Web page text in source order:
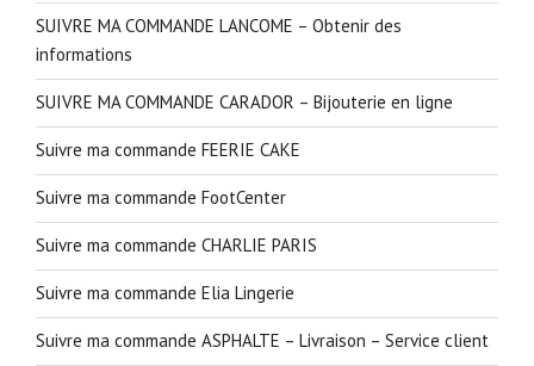
SUIVRE MA COMMANDE LANCOME – Obtenir des
informations
SUIVRE MA COMMANDE CARADOR – Bijouterie en ligne
Suivre ma commande FEERIE CAKE
Suivre ma commande FootCenter
Suivre ma commande CHARLIE PARIS
Suivre ma commande Elia Lingerie
Suivre ma commande ASPHALTE – Livraison – Service client